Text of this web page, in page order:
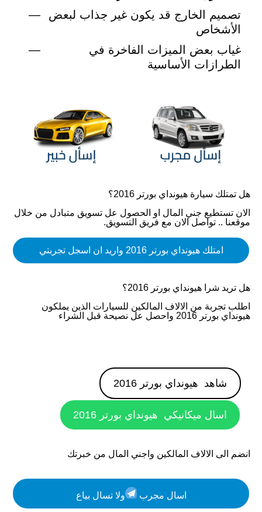
تصميم الخارج قد يكون غير جذاب لبعض
الأشخاص
غياب بعض الميزات الفاخرة في
الطرازات الأساسية
هل تمتلك سيارة هيونداي بورتر 2016
؟
الان تستطيع جني المال او الحصول عل تسويق متبادل من خلال
موقعنا .. تواصل الان مع فريق التسويق.
امتلكهيونداي بورتر 2016 واريد ان اسجل تجربتي
هل تريد شرا هيونداي بورتر 2016
؟
اطلب تجربة من الالاف المالكين للسيارات الذين يملكون
هيونداي بورتر 2016
واحصل عل نصيحة قبل الشراء
شاهد هيونداي بورتر 2016
اسال ميكانيكي هيونداي بورتر 2016
انضم الى الالاف المالكين واجني المال من خبرتك
اسال مجرب ولا تسال بياع